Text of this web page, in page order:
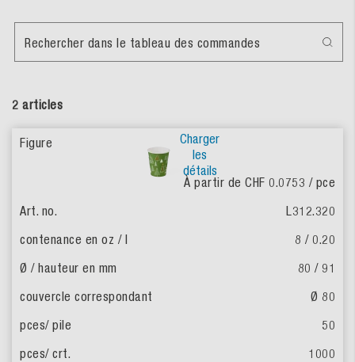
2 articles
Rechercher dans le tableau des commandes
Charger
les
détails
À partir de CHF 0.0753 / pce
L312.320
8 / 0.20
80 / 91
Ø 80
50
1000